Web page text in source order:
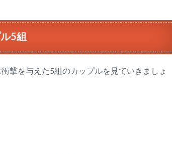
5組
撃を与えた5組のカップルを見ていきましょ